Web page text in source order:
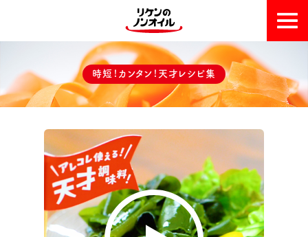
おいしい理由
天才レシピ集
時短！カンタン！天才レシピ集